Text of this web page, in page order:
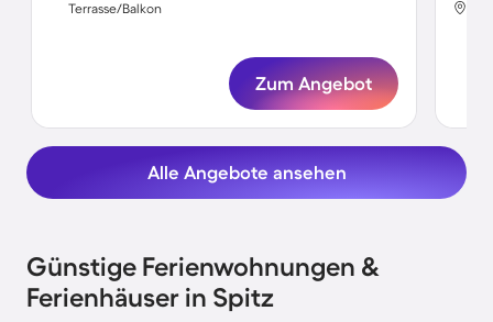
Terrasse/Balkon
Zum Angebot
Alle Angebote ansehen
Günstige Ferienwohnungen &
Ferienhäuser in Spitz